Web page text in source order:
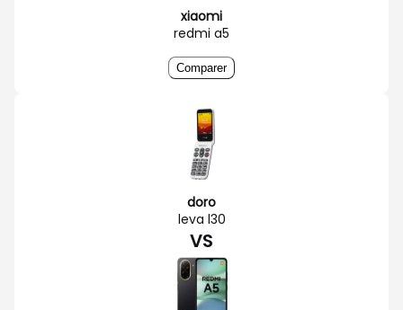
xiaomi
redmi a5
Comparer
doro
leva l30
VS